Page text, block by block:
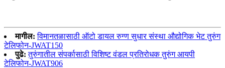
मागील: विमानतळासाठी ऑटो डायल रुग्ण सुधार संस्था औद्योगिक भेट तुरुंग
टेलिफोन-JWAT150
पुढे: तुरुंगातील संपर्कासाठी विशिष्ट वंडल प्रतिरोधक तुरुंग आयपी
टेलिफोन-JWAT906